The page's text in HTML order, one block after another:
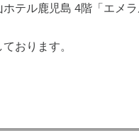
ホテル鹿児島 4階「エメラ
おります。